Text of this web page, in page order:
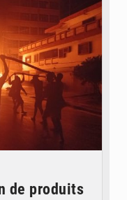
de produits